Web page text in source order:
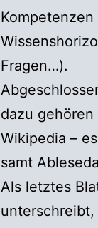
Fragen…).
dazu
Wikipedia –
samt
Als letztes